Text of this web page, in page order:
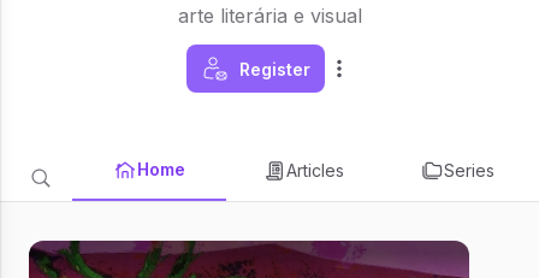
arte literária e visual
Register
Home Articles Series